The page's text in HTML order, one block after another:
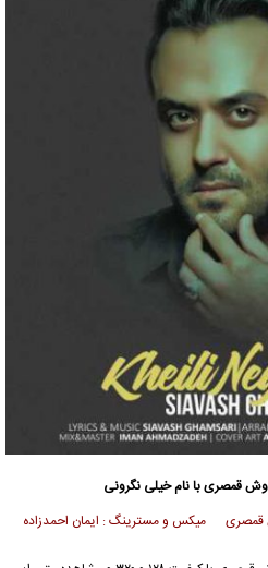
قمصریبا نام خیلی نگرونی
قمصری میکس و مسترینگ : ایمان احمدزاده